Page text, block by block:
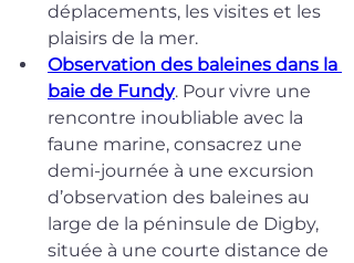
déplacements, les visites et les
plaisirs de la mer.
Observation des baleines dans la
baie de Fundy. Pour vivre une
rencontre inoubliable avec la
faune marine, consacrez une
demi-journée à une excursion
d’observation des baleines au
large de la péninsule de Digby,
située à une courte distance de